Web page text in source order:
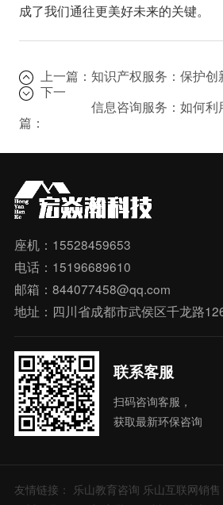
成了我们通往更美好未来的关键。
上一篇：知识产权服务：保护创
下一
篇：
座机：15528459653
电话：15196689610
邮箱：844077458@qq.com
地址：四川省成都市武侯区千龙路
联系客服
扫码咨询客服，
获取最新环保咨询
友情链接： 乐山教育咨询 乐山互联网销售